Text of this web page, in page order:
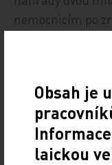
nemocnicím po
ČTK
Zdroj: ČTK
Obsah je
laickou